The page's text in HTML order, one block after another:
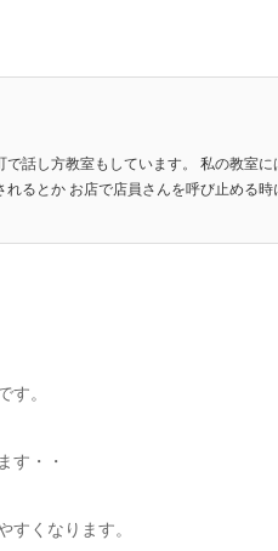
話し方教室もしています。 私の教室
るとか お店で店員さんを呼び止める
す。
す・・
くなります。